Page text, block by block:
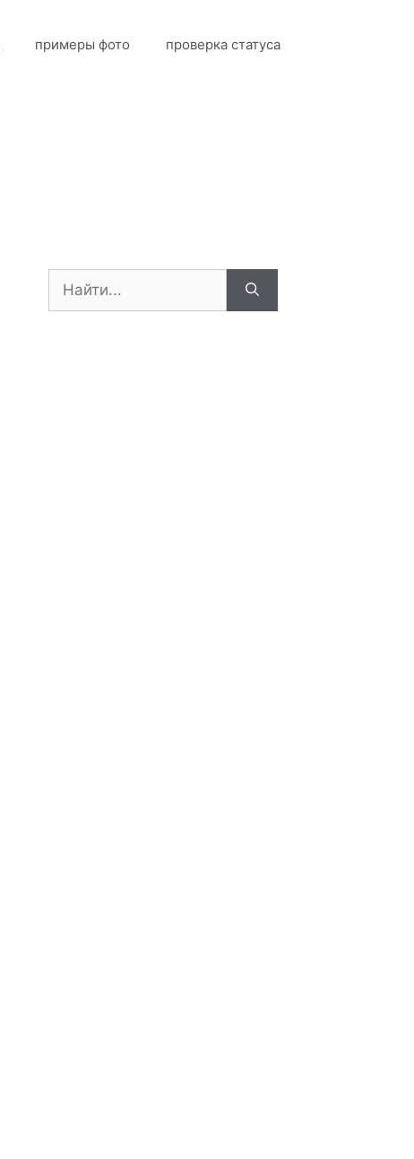
примеры фото проверка статуса
Поиск: